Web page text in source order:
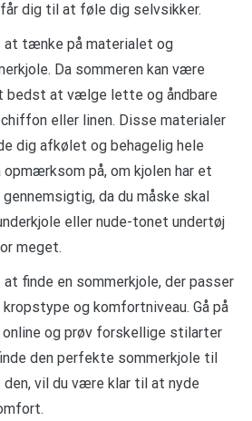
dig til at føle dig selvsikker.
at tænke på materialet og
Da sommeren kan være
bedst at vælge lette og åndbare
eller linen. Disse materialer
dig afkølet og behagelig hele
på, om kjolen har et
da du måske skal
eller nude-tonet undertøj
meget.
finde en sommerkjole, der passer
og komfortniveau. Gå på
og prøv forskellige stilarter
den perfekte sommerkjole til
den, vil du være klar til at nyde